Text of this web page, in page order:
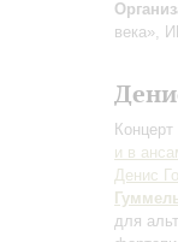
века»,
и в
Денис
для